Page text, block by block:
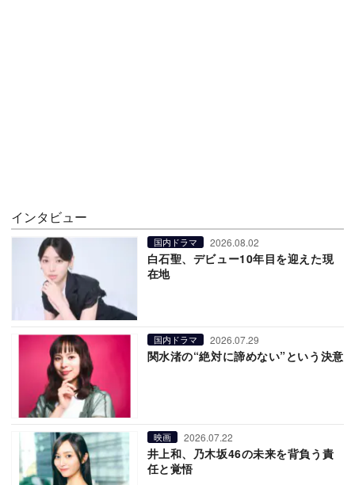
インタビュー
国内ドラマ 2026.08.02
白石聖、デビュー10年目を迎えた現
在地
国内ドラマ 2026.07.29
関水渚の“絶対に諦めない”という決意
映画 2026.07.22
井上和、乃木坂46の未来を背負う責
任と覚悟